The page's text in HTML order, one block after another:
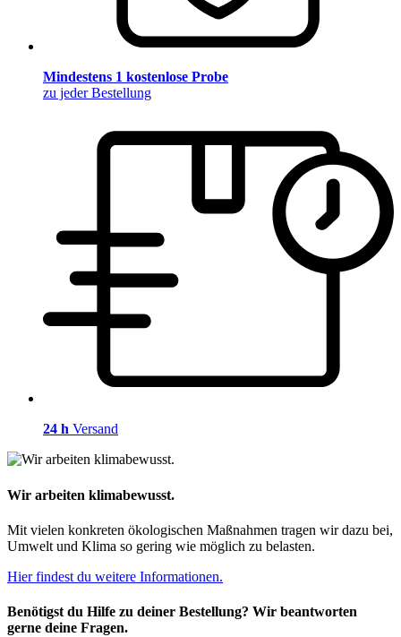
Mindestens 1 kostenlose Probe
zu jeder Bestellung
24 h Versand
Wir arbeiten klimabewusst.
Mit vielen konkreten ökologischen Maßnahmen tragen wir dazu bei,
Umwelt und Klima so gering wie möglich zu belasten.
Hier findest du weitere Informationen.
Benötigst du Hilfe zu deiner Bestellung? Wir beantworten
gerne deine Fragen.